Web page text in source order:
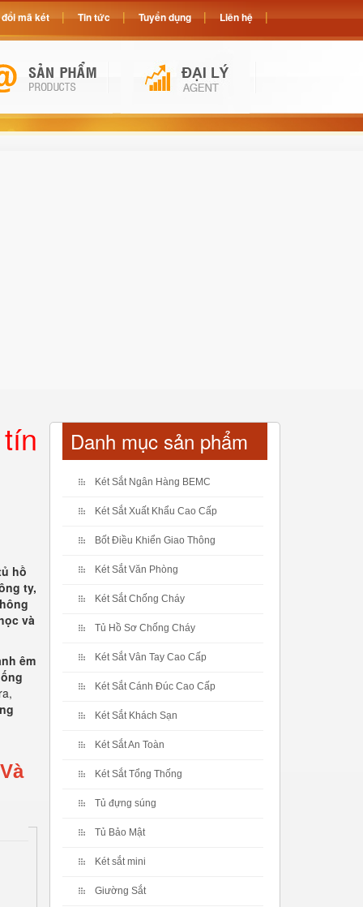
hồ
ty,
và
êm
Danh mục sản phẩm
Két Sắt Ngân Hàng BEMC
Két Sắt Xuất Khẩu Cao Cấp
Bốt Điều Khiển Giao Thông
Két Sắt Văn Phòng
Két Sắt Chống Cháy
Tủ Hồ Sơ Chống Cháy
Két Sắt Vân Tay Cao Cấp
Két Sắt Cánh Đúc Cao Cấp
Két Sắt Khách Sạn
Két Sắt An Toàn
Két Sắt Tổng Thống
Tủ đựng súng
Tủ Bảo Mật
Két sắt mini
Giường Sắt
mã két Tin tức Tuyển dụng Liên hệ